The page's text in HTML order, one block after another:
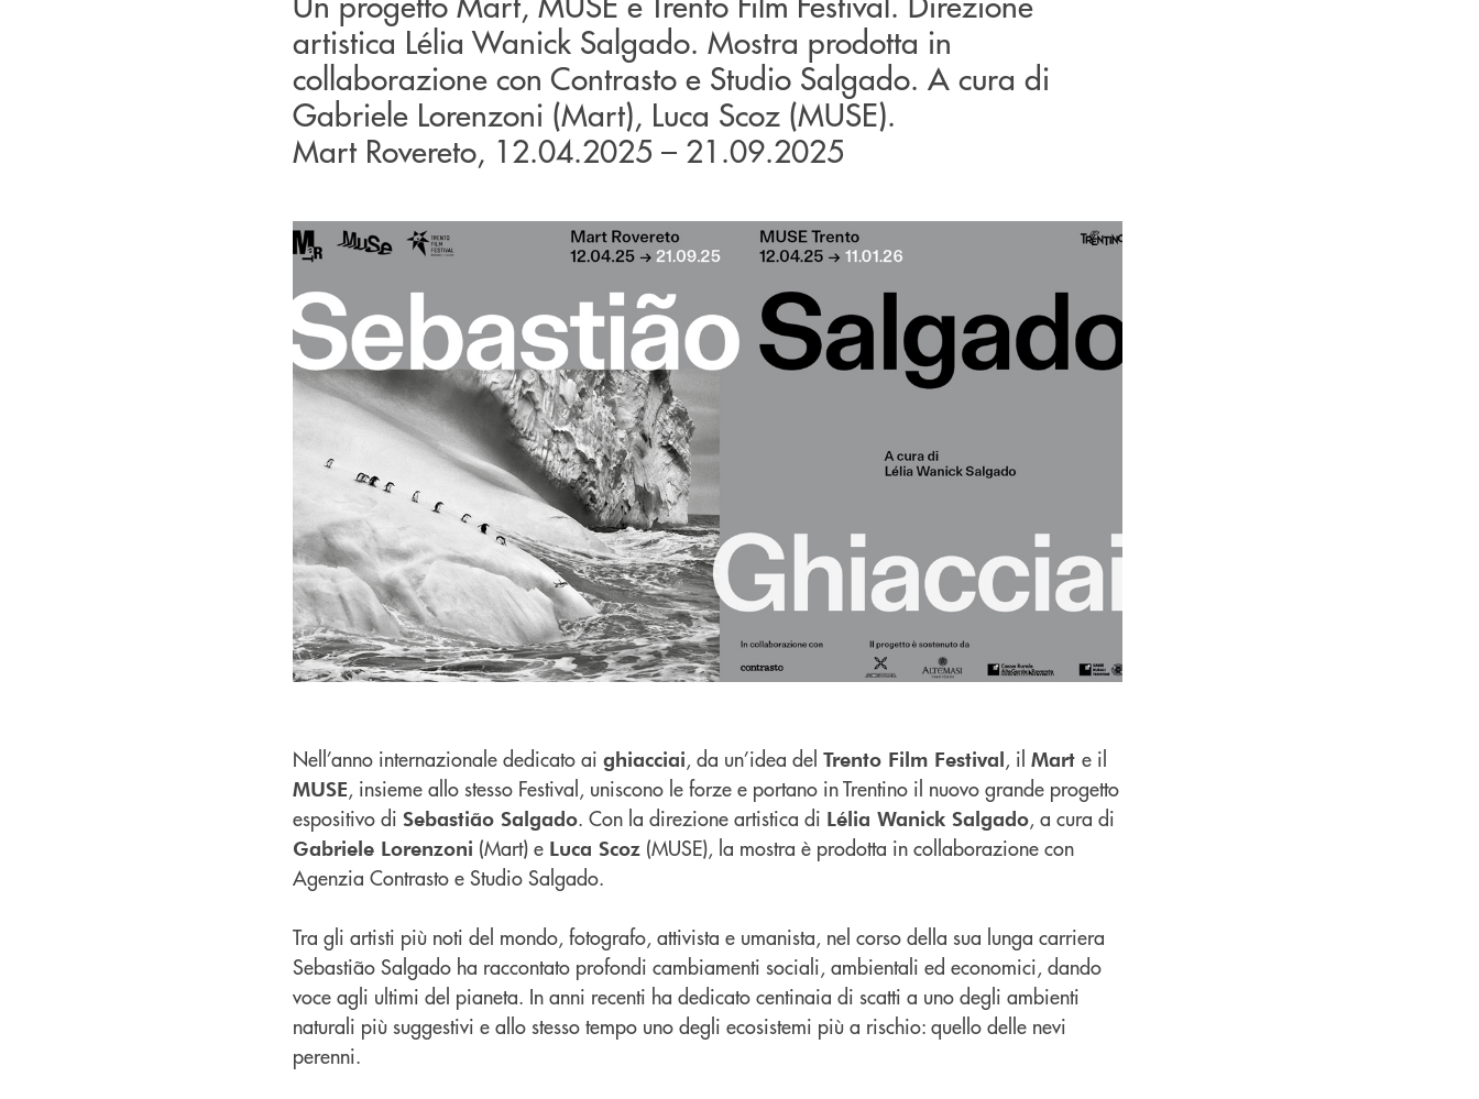
artistica Lélia Wanick Salgado. Mostra prodotta in
collaborazione con Contrasto e Studio Salgado. A cura di
Gabriele Lorenzoni (Mart), Luca Scoz (MUSE).
Mart Rovereto, 12.04.2025 – 21.09.2025
Nell’anno internazionale dedicato ai ghiacciai, da un’idea del Trento Film Festival, il Mart e il
MUSE, insieme allo stesso Festival, uniscono le forze e portano in Trentino il nuovo grande progetto
espositivo di Sebastião Salgado. Con la direzione artistica di Lélia Wanick Salgado, a cura di
Gabriele Lorenzoni (Mart) e Luca Scoz (MUSE), la mostra è prodotta in collaborazione con
Agenzia Contrasto e Studio Salgado.
Tra gli artisti più noti del mondo, fotografo, attivista e umanista, nel corso della sua lunga carriera
Sebastião Salgado ha raccontato profondi cambiamenti sociali, ambientali ed economici, dando
voce agli ultimi del pianeta. In anni recenti ha dedicato centinaia di scatti a uno degli ambienti
naturali più suggestivi e allo stesso tempo uno degli ecosistemi più a rischio: quello delle nevi
perenni.